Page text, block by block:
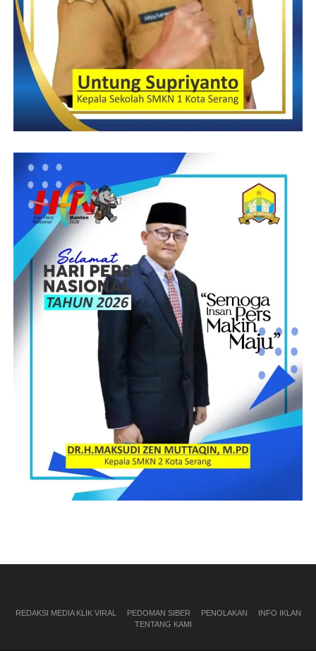
REDAKSI MEDIA KLIK VIRAL PEDOMAN SIBER PENOLAKAN
INFO IKLAN
TENTANG KAMI